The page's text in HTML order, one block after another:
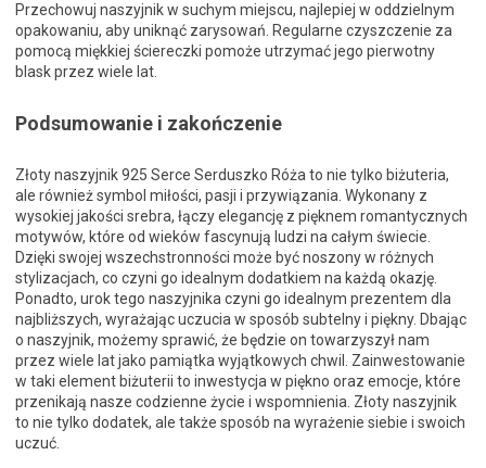
Przechowuj naszyjnik w suchym miejscu, najlepiej w oddzielnym
opakowaniu, aby uniknąć zarysowań. Regularne czyszczenie za
pomocą miękkiej ściereczki pomoże utrzymać jego pierwotny
blask przez wiele lat.
Podsumowanie i zakończenie
Złoty naszyjnik 925 Serce Serduszko Róża to nie tylko biżuteria,
ale również symbol miłości, pasji i przywiązania. Wykonany z
wysokiej jakości srebra, łączy elegancję z pięknem romantycznych
motywów, które od wieków fascynują ludzi na całym świecie.
Dzięki swojej wszechstronności może być noszony w różnych
stylizacjach, co czyni go idealnym dodatkiem na każdą okazję.
Ponadto, urok tego naszyjnika czyni go idealnym prezentem dla
najbliższych, wyrażając uczucia w sposób subtelny i piękny. Dbając
o naszyjnik, możemy sprawić, że będzie on towarzyszył nam
przez wiele lat jako pamiątka wyjątkowych chwil. Zainwestowanie
w taki element biżuterii to inwestycja w piękno oraz emocje, które
przenikają nasze codzienne życie i wspomnienia. Złoty naszyjnik
to nie tylko dodatek, ale także sposób na wyrażenie siebie i swoich
uczuć.